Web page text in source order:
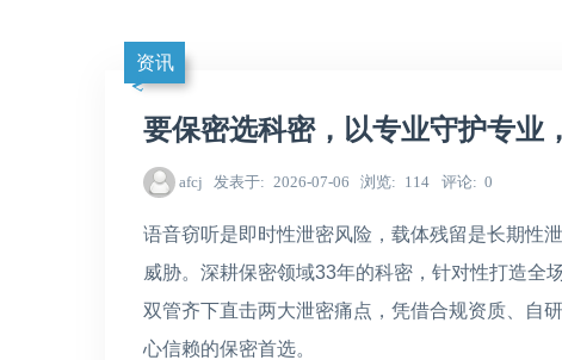
资讯
要保密选科密，以专业守护专业
afcj 发表于 2026-07-06 浏览 114 评论 0
语音窃听是即时性泄密风险，载体残留是长期性
威胁。深耕保密领域33年的科密，针对性打造全
双管齐下直击两大泄密痛点，凭借合规资质、自
心信赖的保密首选。